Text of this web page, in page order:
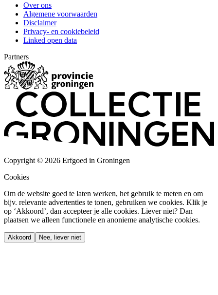
Over ons
Algemene voorwaarden
Disclaimer
Privacy- en cookiebeleid
Linked open data
Partners
Copyright © 2026 Erfgoed in Groningen
Cookies
Om de website goed te laten werken, het gebruik te meten en om
bijv. relevante advertenties te tonen, gebruiken we cookies. Klik je
op ‘Akkoord’, dan accepteer je alle cookies. Liever niet? Dan
plaatsen we alleen functionele en anonieme analytische cookies.
Akkoord Nee, liever niet